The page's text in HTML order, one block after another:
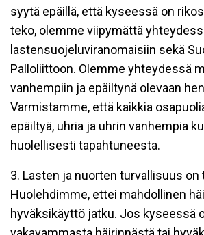
syytä epäillä, että kyseessä on
teko, olemme viipymättä
lastensuojeluviranomaisiin sekä
Palloliittoon. Olemme yhteydessä
vanhempiin ja epäiltynä olevaan
Varmistamme, että kaikkia
epäiltyä, uhria ja uhrin vanhempia
huolellisesti tapahtuneesta.
3. Lasten ja nuorten turvallisuus on
Huolehdimme, ettei mahdollinen
hyväksikäyttö jatku. Jos kyseessä